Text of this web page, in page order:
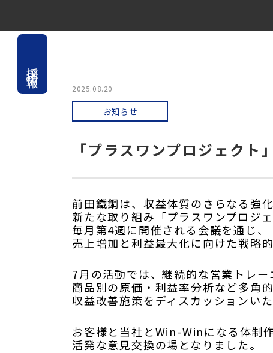
2025.08.20
お知らせ
「プラスワンプロジェクト
前田鐵鋼は、収益体質のさらなる強化
新たな取り組み「プラスワンプロジ
毎月第4週に開催される会議を通じ、
売上増加と利益最大化に向けた戦略
7月の活動では、継続的な営業トレー
商品別の原価・利益率分析など多角
収益改善施策をディスカッションいた
お客様と当社とWin-Winになる体制
活発な意見交換の場となりました。